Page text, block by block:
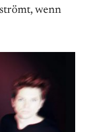
wenn